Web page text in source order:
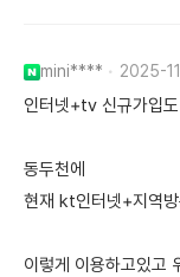
mini**** 2025-
인터넷+tv 신규가입
동두천에
현재 kt인터넷+지역
이렇게 이용하고있고